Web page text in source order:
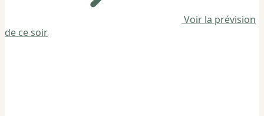
Voir la prévision
de ce soir